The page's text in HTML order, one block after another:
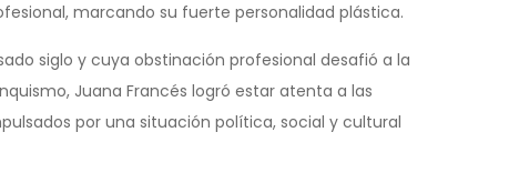
marcando su fuerte personalidad plástica.
siglo y cuya obstinación profesional desafió a la
Juana Francés logró estar atenta a las
por una situación política, social y cultural